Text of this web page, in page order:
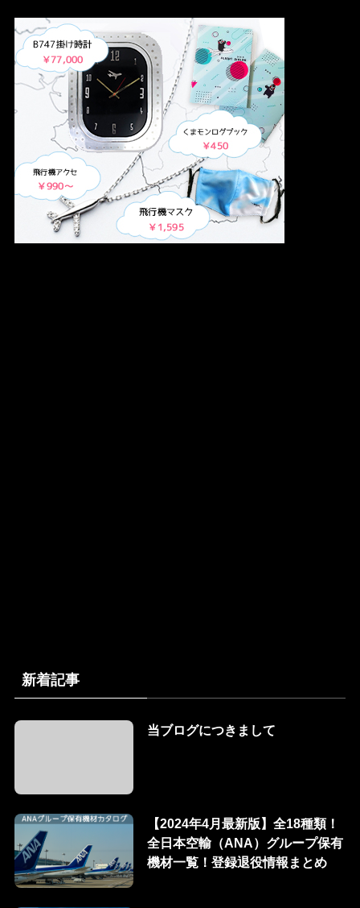
新着記事
当ブログにつきまして
【2024年4月最新版】全18種類！
全日本空輸（ANA）グループ保有
機材一覧！登録退役情報まとめ